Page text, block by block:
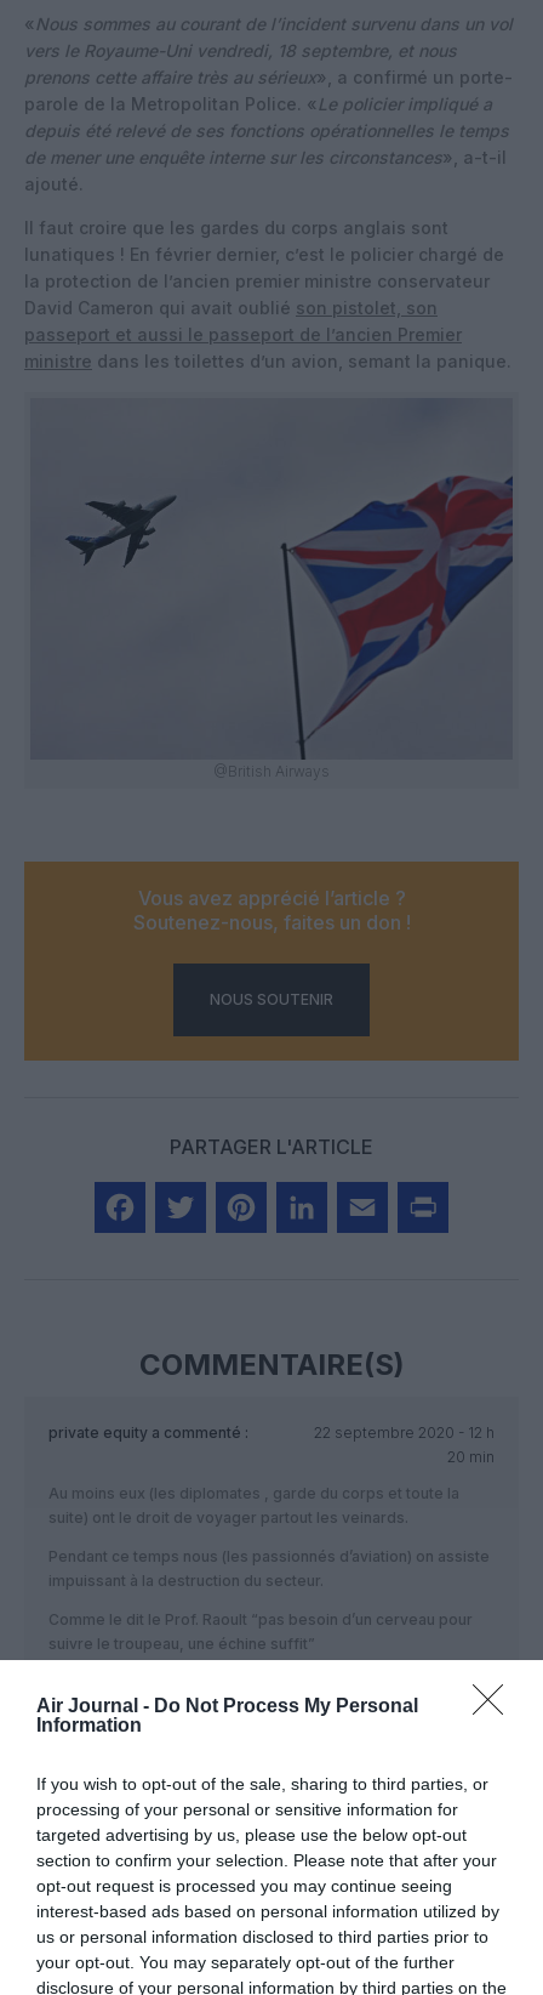
Air Journal - Do Not Process My Personal
Information
If you wish to opt-out of the sale, sharing to third parties, or
processing of your personal or sensitive information for
targeted advertising by us, please use the below opt-out
section to confirm your selection. Please note that after your
opt-out request is processed you may continue seeing
interest-based ads based on personal information utilized by
us or personal information disclosed to third parties prior to
your opt-out. You may separately opt-out of the further
disclosure of your personal information by third parties on the
« Nous sommes au courant de l’incident survenu dans un vol
vers le Royaume-Uni vendredi, 18 septembre, et nous
prenons cette affaire très au sérieux», a confirmé un porte-
parole de la Metropolitan Police. « Le policier impliqué a
depuis été relevé de ses fonctions opérationnelles le temps
de mener une enquête interne sur les circonstances», a-t-il
ajouté.
Il faut croire que les gardes du corps anglais sont
lunatiques ! En février dernier, c’est le policier chargé de
la protection de l’ancien premier ministre conservateur
David Cameron qui avait oublié son pistolet, son
passeport et aussi le passeport de l’ancien Premier
ministre dans les toilettes d’un avion, semant la panique.
@British Airways
Vous avez apprécié l’article ?
Soutenez-nous, faites un don !
NOUS SOUTENIR
PARTAGER L'ARTICLE
COMMENTAIRE(S)
private equity a commenté :
22 septembre 2020 - 12 h
20 min
Au moins eux (les diplomates , garde du corps et toute la
suite) ont le droit de voyager partout les veinards.
Pendant ce temps nous (les passionnés d’aviation) on assiste
impuissant à la destruction du secteur.
Comme le dit le Prof. Raoult “pas besoin d’un cerveau pour
suivre le troupeau, une échine suffit”
RÉPONDRE
LAISSER UN COMMENTAIRE
FAIRE UN DON
Appel aux lecteurs !
Soutenez Air Journal participezà son